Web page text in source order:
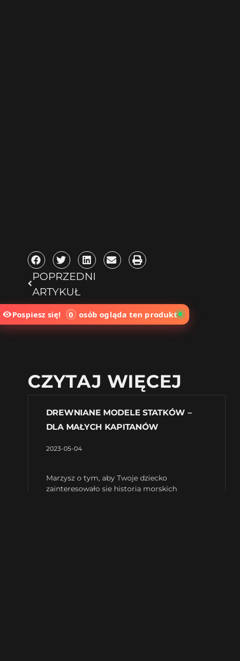
POPRZEDNI
ARTYKUŁ
CZYTAJ WIĘCEJ
DREWNIANE MODELE STATKÓW –
DLA MAŁYCH KAPITANÓW
2023-05-04
Marzysz o tym, aby Twoje dziecko
zainteresowało się historią morskich
Pospiesz się! 0 osób ogląda ten produkt